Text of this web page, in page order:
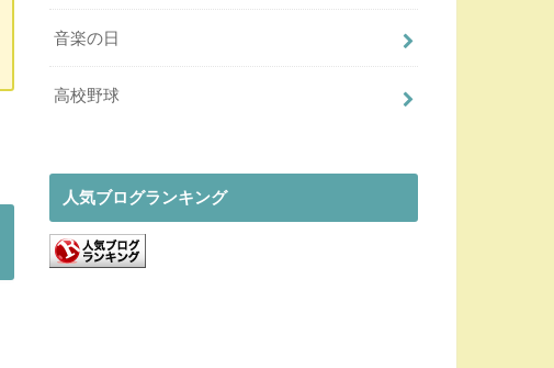
音楽の日
高校野球
人気ブログランキング